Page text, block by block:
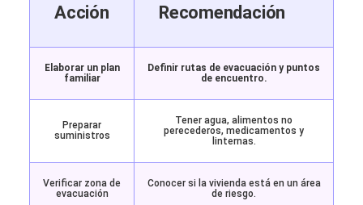
Acción Recomendación
Elaborar un plan
familiar
Definir rutas de evacuación y puntos
de encuentro.
Preparar
suministros
Tener agua, alimentos no
perecederos, medicamentos y
linternas.
Verificar zona de
evacuación
Conocer si la vivienda está en un área
de riesgo.